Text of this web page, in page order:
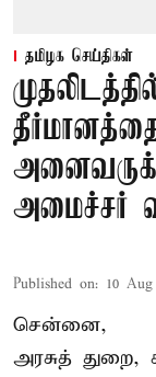
தமிழக செய்திகள்
அமைச்சர்
Published on: 10 Aug
சென்னை,
அரசுத் துறை,